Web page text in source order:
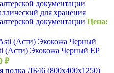
для хранения
документации Цена:
(Асти) Экокожа Черный EP
₽